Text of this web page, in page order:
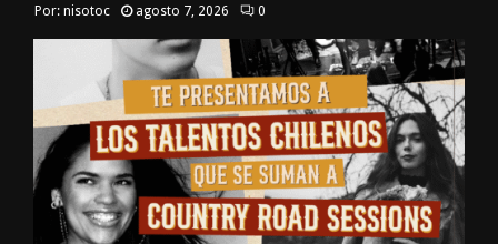
Por: nisotoc agosto 7, 2026 0